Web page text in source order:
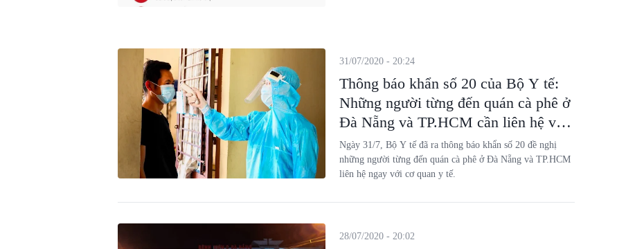
Thông báo khẩn số 20 của Bộ Y tế:
Những người từng đến quán cà phê ở
Đà Nẵng và TP.HCM cần liên hệ với
cơ quan y tế
31/07/2020 - 20:24
Ngày 31/7, Bộ Y tế đã ra thông báo khẩn số 20 đề nghị
những người từng đến quán cà phê ở Đà Nẵng và TP.HCM
liên hệ ngay với cơ quan y tế.
28/07/2020 - 20:02